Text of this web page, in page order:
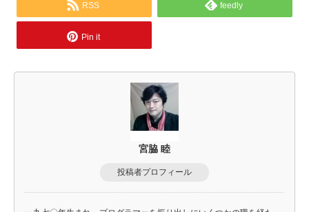
RSS feedly
Pin it
宮脇 睦
投稿者プロフィール